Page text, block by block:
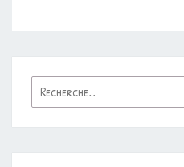
Rechercher :